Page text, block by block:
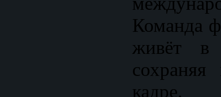
Команда
живёт в
кадре.